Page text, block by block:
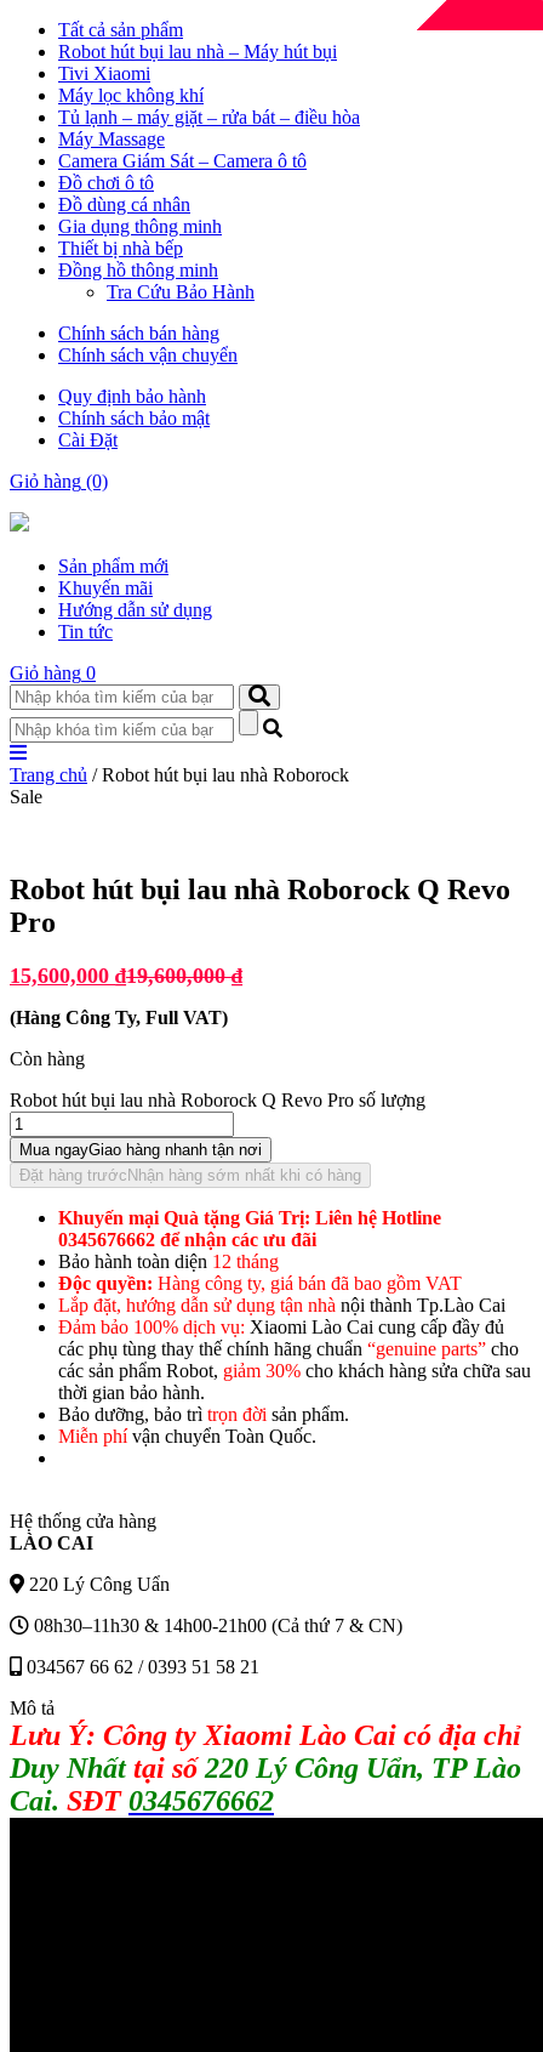
Tất cả sản phẩm
Robot hút bụi lau nhà – Máy hút bụi
Tivi Xiaomi
Máy lọc không khí
Tủ lạnh – máy giặt – rửa bát – điều hòa
Máy Massage
Camera Giám Sát – Camera ô tô
Đồ chơi ô tô
Đồ dùng cá nhân
Gia dụng thông minh
Thiết bị nhà bếp
Đồng hồ thông minh
Tra Cứu Bảo Hành
Chính sách bán hàng
Chính sách vận chuyển
Quy định bảo hành
Chính sách bảo mật
Cài Đặt
Giỏ hàng (0)
Sản phẩm mới
Khuyến mãi
Hướng dẫn sử dụng
Tin tức
Giỏ hàng 0
Trang chủ / Robot hút bụi lau nhà Roborock
Sale
Robot hút bụi lau nhà Roborock Q Revo
Pro
15,600,000 ₫19,600,000₫
(Hàng Công Ty, Full VAT)
Còn hàng
Robot hút bụi lau nhà Roborock Q Revo Pro số lượng
Mua ngayGiao hàng nhanh tận nơi
Đặt hàng trước Nhận hàng sớm nhất khi có hàng
Khuyến mại Quà tặng Giá Trị: Liên hệ Hotline
0345676662 để nhận các ưu đãi
Bảo hành toàn diện 12 tháng
Độc quyền: Hàng công ty, giá bán đã bao gồm VAT
Lắp đặt, hướng dẫn sử dụng tận nhà nội thành Tp.Lào Cai
Đảm bảo 100% dịch vụ: Xiaomi Lào Cai cung cấp đầy đủ
các phụ tùng thay thế chính hãng chuẩn “genuine parts” cho
các sản phẩm Robot, giảm 30% cho khách hàng sửa chữa sau
thời gian bảo hành.
Bảo dưỡng, bảo trì trọn đời sản phẩm.
Miễn phívận chuyển Toàn Quốc.
Hệ thống cửa hàng
LÀO CAI
220 Lý Công Uẩn
08h30–11h30 & 14h00-21h00 (Cả thứ 7 & CN)
034567 66 62 / 0393 51 58 21
Mô tả
Lưu Ý: Công ty Xiaomi Lào Cai có địa chỉ
Duy Nhấttại số220 Lý Công Uẩn, TP Lào
Cai. SĐT0345676662